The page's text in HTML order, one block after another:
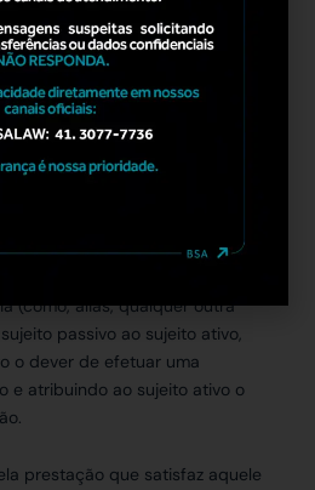
fins, e todos com reflexos
o que demonstra com clareza a
e a Economia.
tributo conforme
Becker a seguir transcrito:
(como, aliás, qualquer outra
passivo ao sujeito ativo,
o dever de efetuar uma
e atribuindo ao sujeito ativo o
prestação que satisfaz aquele